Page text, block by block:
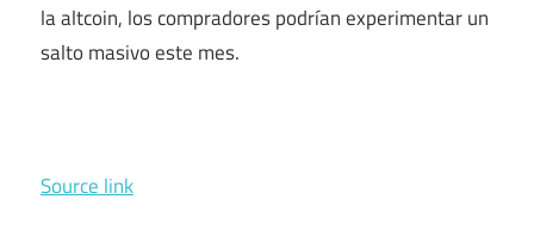
la altcoin, los compradores podrían experimentar un
salto masivo este mes.
Source link